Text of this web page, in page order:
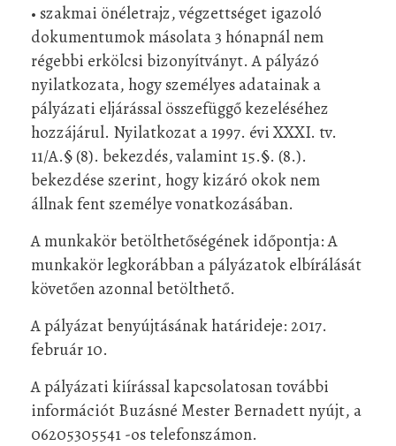
• szakmai önéletrajz, végzettséget igazoló
dokumentumok másolata 3 hónapnál nem
régebbi erkölcsi bizonyítványt. A pályázó
nyilatkozata, hogy személyes adatainak a
pályázati eljárással összefüggő kezeléséhez
hozzájárul. Nyilatkozat a 1997. évi XXXI. tv.
11/A.§ (8). bekezdés, valamint 15.§. (8.).
bekezdése szerint, hogy kizáró okok nem
állnak fent személye vonatkozásában.
A munkakör betölthetőségének időpontja: A
munkakör legkorábban a pályázatok elbírálását
követően azonnal betölthető.
A pályázat benyújtásának határideje: 2017.
február 10.
A pályázati kiírással kapcsolatosan további
információt Buzásné Mester Bernadett nyújt, a
06205305541 -os telefonszámon.